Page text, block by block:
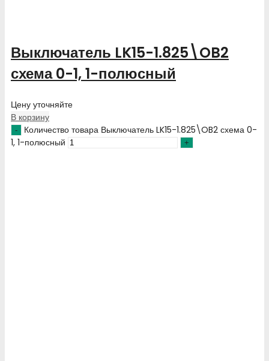
Выключатель LK15-1.825\OB2
схема 0-1, 1-полюсный
Цену уточняйте
В корзину
Количество товара Выключатель LK15-1.825\OB2 схема 0-
1, 1-полюсный